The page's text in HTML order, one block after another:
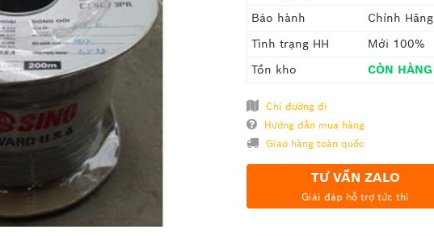
Bảo hành
Chính Hãng
Tình trạng HH
Mới 100%
Tồn kho
CÒN HÀNG
Chỉ đường đi
Hướng dẫn mua hàng
Giao hàng toàn quốc
TƯ VẤN ZALO
Giải đáp hỗ trợ tức thì